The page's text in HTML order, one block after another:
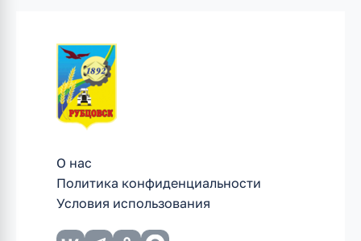
О нас
Политика конфиденциальности
Условия использования